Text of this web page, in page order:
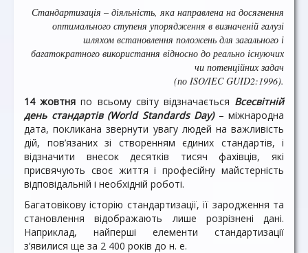
Стандартизація – діяльність, яка направлена на досягнення
оптимального ступеня упорядження в визначеній галузі
шляхом встановлення положень для загального і
багатократного використання відносно до реально існуючих
чи потенційних задач
(по ISO/IEC GUID2:1996).
14 жовтня по всьому світу відзначається Всесвітній
день стандартів (World Standards Day) – міжнародна
дата, покликана звернути увагу людей на важливість
дій, пов’язаних зі створенням єдиних стандартів, і
відзначити внесок десятків тисяч фахівців, які
присвячують своє життя і професійну майстерність
відповідальній і необхідній роботі.
Багатовікову історію стандартизації, її зародження та
становлення відображають лише розрізнені дані.
Наприклад, найперші елементи стандартизації
з’явилися ще за 2 400 років до н. е.